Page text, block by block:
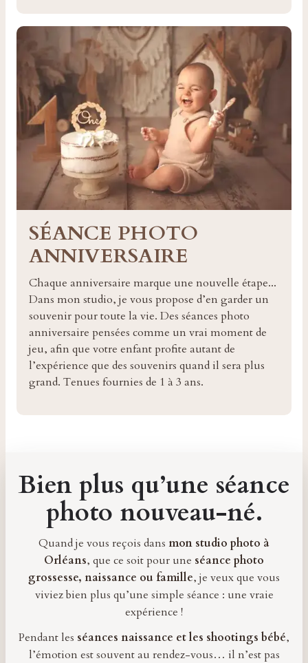
SÉANCE PHOTO
ANNIVERSAIRE
Chaque anniversaire marque une nouvelle étape...
Dans mon studio, je vous propose d’en garder un
souvenir pour toute la vie. Des séances photo
anniversaire pensées comme un vrai moment de
jeu, afin que votre enfant profite autant de
l’expérience que des souvenirs quand il sera plus
grand. Tenues fournies de 1 à 3 ans.
Bien plus qu’une séance
photo nouveau-né.
Quand je vous reçois dans mon studio photo à
Orléans, que ce soit pour une séance photo
grossesse, naissance ou famille, je veux que vous
viviez bien plus qu’une simple séance : une vraie
expérience !
Pendant les séances naissance et les shootings bébé,
l’émotion est souvent au rendez-vous… il n’est pas